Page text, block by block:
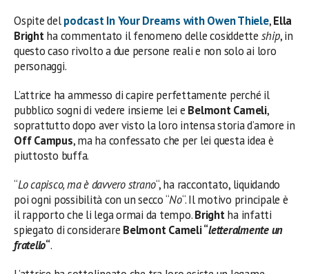
Ospite delpodcast In Your Dreams with Owen Thiele,Ella
Brightha commentato il fenomeno delle cosiddette ship, in
questo caso rivolto a due persone reali e non solo ai loro
personaggi.
L’attrice ha ammesso di capire perfettamente perché il
pubblico sogni di vedere insieme lei e Belmont Cameli,
soprattutto dopo aver visto la loro intensa storia d’amore in
Off Campus, ma ha confessato che per lei questa idea è
piuttosto buffa.
“Lo capisco, ma è davvero strano“, ha raccontato, liquidando
poi ogni possibilità con un secco “No“. Il motivo principale è
il rapporto che li lega ormai da tempo.Brightha infatti
spiegato di considerare Belmont Cameli “letteralmente un
fratello“.